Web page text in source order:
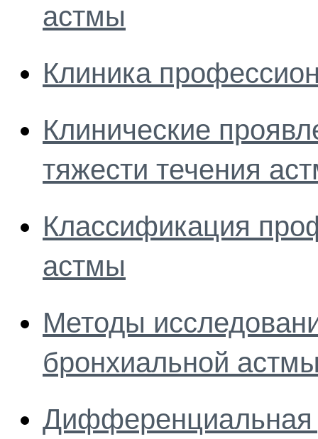
астмы
Клиника
Клинические
тяжести течения
Классификация
астмы
Методы
бронхиальной
Дифференциальная